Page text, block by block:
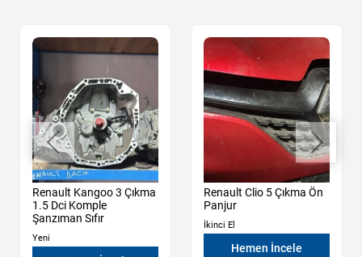
Renault Kangoo 3 Çıkma
1.5 Dci Komple
Şanzıman Sıfır
Yeni
Renault Clio 5 Çıkma Ön
Panjur
İkinci El
Hemen İncele